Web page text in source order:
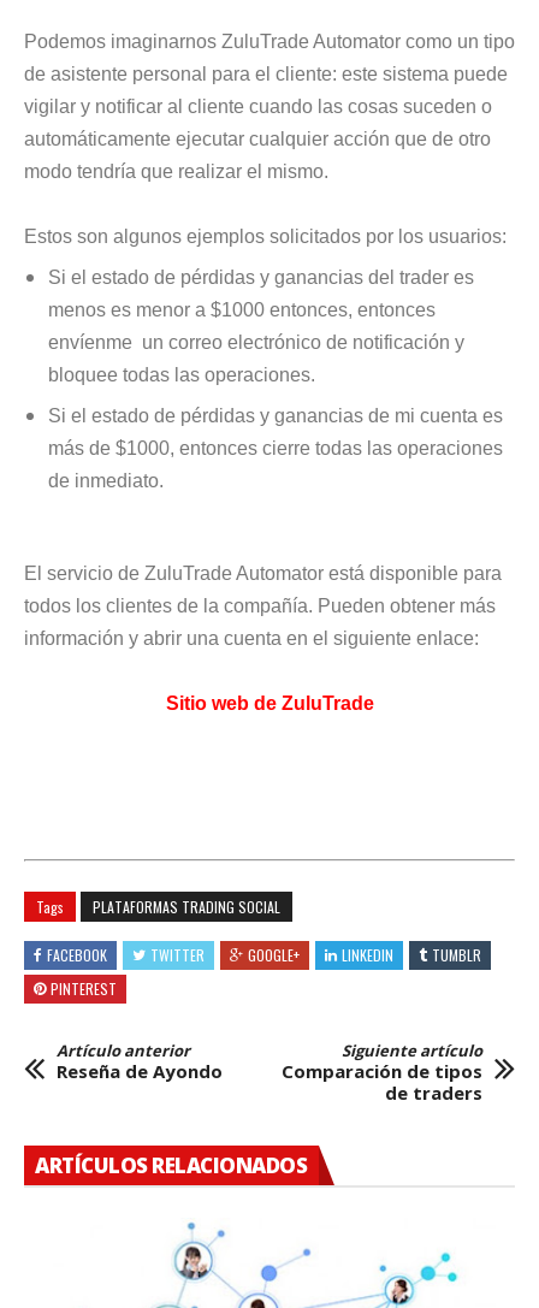
Podemos imaginarnos ZuluTrade Automator como un tipo
de asistente personal para el cliente: este sistema puede
vigilar y notificar al cliente cuando las cosas suceden o
automáticamente ejecutar cualquier acción que de otro
modo tendría que realizar el mismo.
Estos son algunos ejemplos solicitados por los usuarios:
Si el estado de pérdidas y ganancias del trader es
menos es menor a $1000 entonces, entonces
envíenme un correo electrónico de notificación y
bloquee todas las operaciones.
Si el estado de pérdidas y ganancias de mi cuenta es
más de $1000, entonces cierre todas las operaciones
de inmediato.
El servicio de ZuluTrade Automator está disponible para
todos los clientes de la compañía. Pueden obtener más
información y abrir una cuenta en el siguiente enlace:
Sitio web de ZuluTrade
Tags PLATAFORMAS TRADING SOCIAL
FACEBOOK TWITTER GOOGLE+ LINKEDIN
TUMBLR
PINTEREST
Artículo anterior
Reseña de Ayondo
Siguiente artículo
Comparación de tipos
de traders
ARTÍCULOS RELACIONADOS